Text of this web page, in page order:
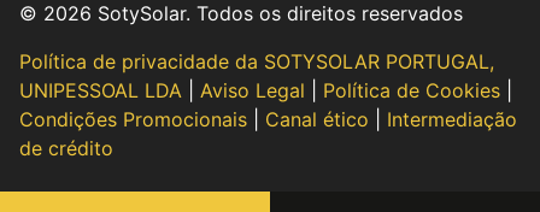
© 2026 SotySolar. Todos os direitos reservados
Política de privacidade da SOTYSOLAR PORTUGAL,
UNIPESSOAL LDA
Aviso Legal Política de Cookies
Condições Promocionais
Canal ético
Intermediação
de crédito